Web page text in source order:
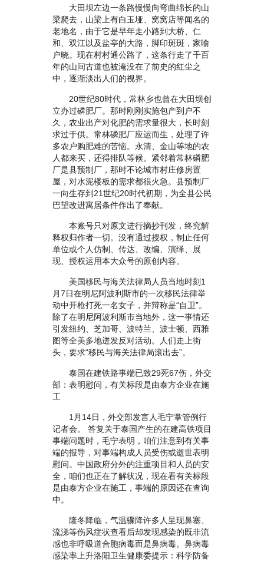
大田坝左边一条路慢慢向弯曲绵长的山
梁爬去，山梁上有白玉垭、窝窝店等闻名的
老地名，由于它是早年走小路到大桥、仁
和、双江以及盐亭的大路，脚印斑斑，家喻
户晓。现在村村通公路了，这条行走了千百
年的山间古道也被淹没在了前史的红尘之
中，逐渐淡出人们的视界。
20世纪80时代，常林乡也曾在大田坝创
立办过磷肥厂。那时刚刚实施包产到户不
久，农业出产对化肥的需求量很大，长时刻
求过于供。常林磷肥厂应运而生，处理了许
多农户购肥难的苦恼。永清、金山等地的农
人都来买，还得排队等候。紧邻着常林磷肥
厂是县预制厂，那时不论城市村庄修房置
屋，对水泥楼板的需求都很火急。县预制厂
一向生存到21世纪20时代初期，为全县公民
巴望改进寓居条件作出了奉献。
本账号只对原文进行摘抄刊发，终究解
释权归作者一切。没有通过授权，制止任何
单位或个人仿制、传达、改编、演绎、展
现、授权运用本大众号的原创内容。
美国移民与海关法律局人员当地时刻1
月7日在明尼阿波利斯市的一次移民法律举
动中开枪打死一名女子，并辩称是“自卫”。
除了在明尼阿波利斯市当地外，这一事情还
引发纽约、芝加哥、波特兰、波士顿、西雅
图等全美多地迸发反对活动。人们走上街
头，要求“移民与海关法律局滚出去”。
泰国在建铁路事端已致29死67伤，外交
部：表明慰问，有关标段是由泰方企业在施
工
1月14日，外交部发言人毛宁掌管例行
记者会。 答复关于泰国产生的在建高铁项目
事端问题时，毛宁表明，咱们注意到有关事
端的报导，对事端构成人员受伤或逝世表明
慰问。中国政府分外的注重项目和人员的安
全，咱们也正在了解状况，现在看有关标段
是由泰方企业在施工，事端的原因还在查询
中。
隆冬降临，气温骤降许多人呈现鼻塞、
流涕等伤风症状查看后却发现感染的既非流
感也非呼吸道合胞病毒而是鼻病毒。鼻病毒
感染率上升洛阳卫生健康委提示：科学防备